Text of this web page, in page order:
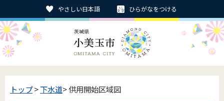
やさしい日本語 ひらがなをつける
トップ>下水道> 供用開始区域図